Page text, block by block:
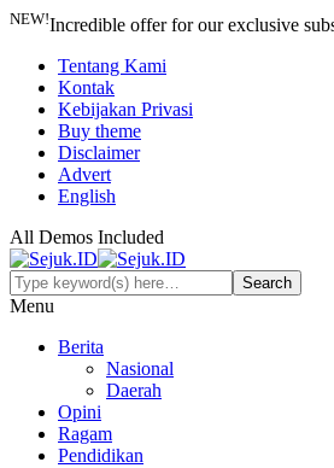
NEW!Incredible offer for our exclusive
Tentang Kami
Kontak
Kebijakan Privasi
Buy theme
Disclaimer
Advert
English
All Demos Included
Menu
Berita
Nasional
Daerah
Opini
Ragam
Pendidikan